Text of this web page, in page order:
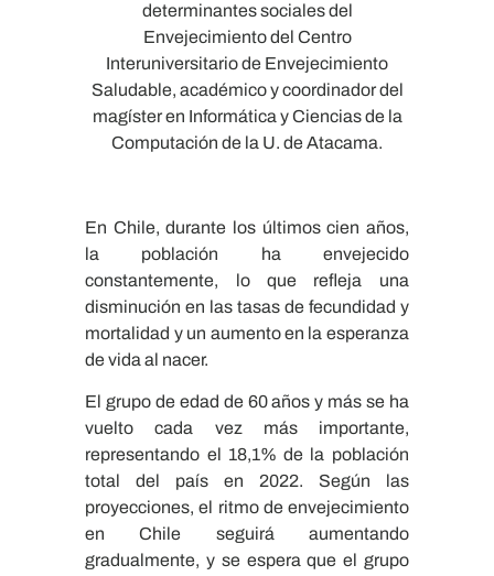
determinantes sociales del
Envejecimiento del Centro
Interuniversitario de Envejecimiento
Saludable, académico y coordinador del
magíster en Informática y Ciencias de la
Computación de la U. de Atacama.
En Chile, durante los últimos cien años,
la población ha envejecido
constantemente, lo que refleja una
disminución en las tasas de fecundidad y
mortalidad y un aumento en la esperanza
de vida al nacer.
El grupo de edad de 60 años y más se ha
vuelto cada vez más importante,
representando el 18,1% de la población
total del país en 2022. Según las
proyecciones, el ritmo de envejecimiento
en Chile seguirá aumentando
gradualmente, y se espera que el grupo